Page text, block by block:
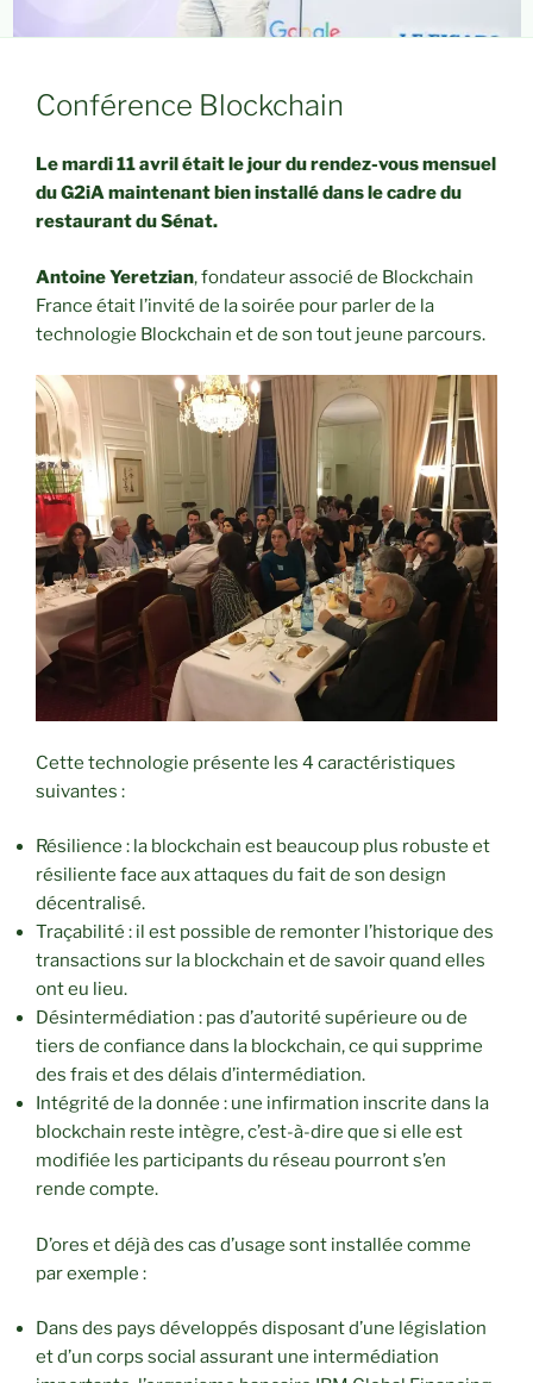
Conférence Blockchain
Le mardi 11 avril était le jour du rendez-vous mensuel
du G2iA maintenant bien installé dans le cadre du
restaurant du Sénat.
Antoine Yeretzian, fondateur associé de Blockchain
France était l’invité de la soirée pour parler de la
technologie Blockchain et de son tout jeune parcours.
Cette technologie présente les 4 caractéristiques
suivantes :
Résilience : la blockchain est beaucoup plus robuste et
résiliente face aux attaques du fait de son design
décentralisé.
Traçabilité : il est possible de remonter l’historique des
transactions sur la blockchain et de savoir quand elles
ont eu lieu.
Désintermédiation : pas d’autorité supérieure ou de
tiers de confiance dans la blockchain, ce qui supprime
des frais et des délais d’intermédiation.
Intégrité de la donnée : une infirmation inscrite dans la
blockchain reste intègre, c’est-à-dire que si elle est
modifiée les participants du réseau pourront s’en
rende compte.
D’ores et déjà des cas d’usage sont installée comme
par exemple :
Dans des pays développés disposant d’une législation
et d’un corps social assurant une intermédiation